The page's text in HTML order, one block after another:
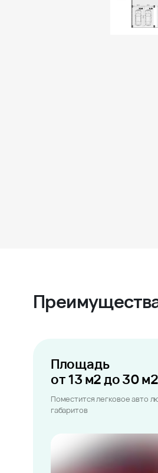
Площадь
от 13 м2 до 30 м2
Поместится легковое авто
габаритов